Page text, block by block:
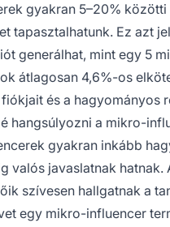
gyakran 5–20%
tapasztalhatunk. Ez azt
generálhat, mint egy 5
átlagosan 4,6%-os
és a hagyományos
hangsúlyozni a mikro-
gyakran inkább
valós javaslatnak
szívesen hallgatnak a
egy mikro-influencer